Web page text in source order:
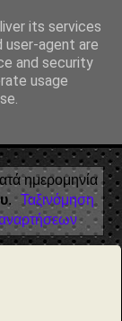
• Θεολογία •
και το
ημερομηνία
. Ταξινόμηση
its services
user-agent are
and security
usage